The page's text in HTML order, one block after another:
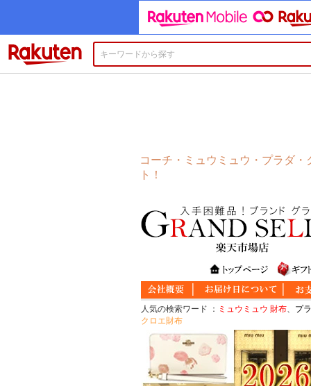
コーチ・ミュウミュウ・プラダ
ト！
人気の検索ワード ： ミュウミュウ 財布、 プ
クロエ財布